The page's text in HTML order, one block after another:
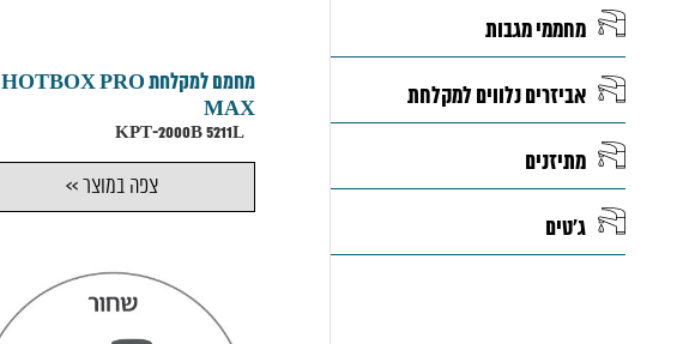
מחממי מגבות
אביזרים נלווים למקלחת
מתיזנים
ג'טים
מחמם למקלחת HOTBOX PRO
MAX
KPT-2000B 5211L
צפה במוצר >>